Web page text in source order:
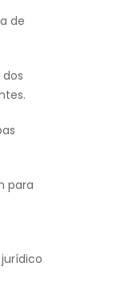
de
para
jurídico